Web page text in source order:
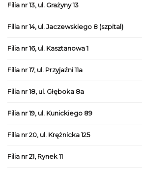
Filia nr 13, ul. Grażyny 13
Filia nr 14, ul. Jaczewskiego 8 (szpital)
Filia nr 16, ul. Kasztanowa 1
Filia nr 17, ul. Przyjaźni 11a
Filia nr 18, ul. Głęboka 8a
Filia nr 19, ul. Kunickiego 89
Filia nr 20, ul. Krężnicka 125
Filia nr 21, Rynek 11